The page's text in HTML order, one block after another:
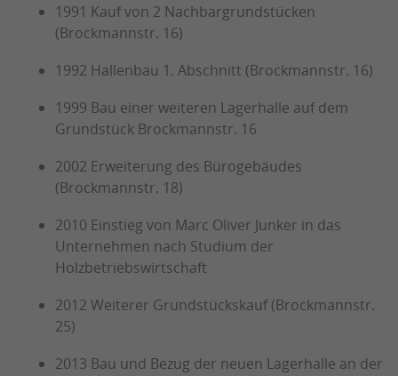
1991 Kauf von 2 Nachbargrundstücken
(Brockmannstr. 16)
1992 Hallenbau 1. Abschnitt (Brockmannstr. 16)
1999 Bau einer weiteren Lagerhalle auf dem
Grundstück Brockmannstr. 16
2002 Erweiterung des Bürogebäudes
(Brockmannstr. 18)
2010 Einstieg von Marc Oliver Junker in das
Unternehmen nach Studium der
Holzbetriebswirtschaft
2012 Weiterer Grundstückskauf (Brockmannstr.
25)
2013 Bau und Bezug der neuen Lagerhalle an der